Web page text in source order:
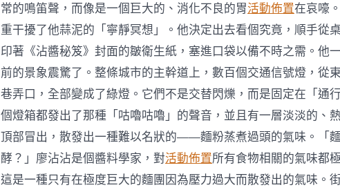
常的鳴笛聲，而像是一個巨大的、消化不良的胃活動佈置在哀嚎
重干擾了他蒜泥的「寧靜冥想」。他決定出去看個究竟，順手從
印著《沾醬秘笈》封面的皺衛生紙，塞進口袋以備不時之需。他
前的景象震驚了。整條城市的主幹道上，數百個交通信號燈，從
巷弄口，全部變成了綠燈。它們不是交替閃爍，而是固定在「通
個燈箱都發出了那種「咕嚕咕嚕」的聲音，並且有一層淡淡的、
頂部冒出，散發出一種難以名狀的——麵粉蒸煮過頭的氣味。「
酵？」廖沾沾是個醬料學家，對活動佈置所有食物相關的氣味都
這是一種只有在極度巨大的麵團因為壓力過大而散發出的氣味。